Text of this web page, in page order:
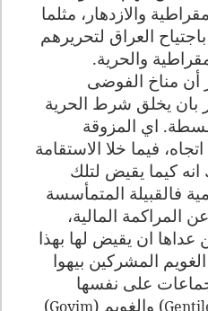
والازدهار، مثلما
العراق لتحريرهم
والحرية.
أن مناخ الفوضى
بان يخلق شرط الحرية
اي المزوقة
فيما خلا الاستقامة
انه كيما يقيض لتلك
فالقبيلة المتمأسسة
المراكمة المالية،
ان يقيض لها بهذا
المشركين بيهوا
على نفسها
) والغويم (Goyim
)